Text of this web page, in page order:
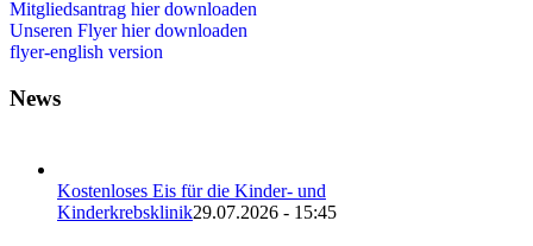
Mitgliedsantrag hier downloaden
Unseren Flyer hier downloaden
flyer-english version
News
Kostenloses Eis für die Kinder- und
Kinderkrebsklinik29.07.2026 - 15:45